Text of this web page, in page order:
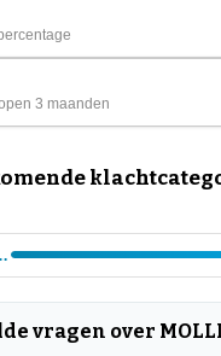
3 maanden
vragen over